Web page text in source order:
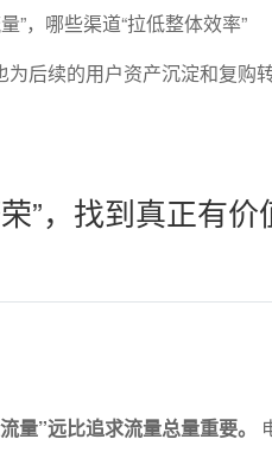
”，哪些渠道“拉低整体效率”
后续的用户资产沉淀和复购
”，找到真正有价
量”远比追求流量总量重要。